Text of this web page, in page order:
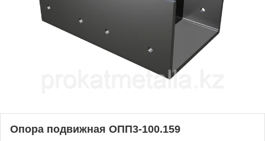
Опора подвижная ОПП3-100.159